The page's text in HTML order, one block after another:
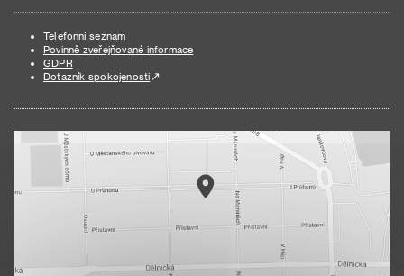
Telefonní seznam
Povinně zveřejňované informace
GDPR
Dotazník spokojenosti